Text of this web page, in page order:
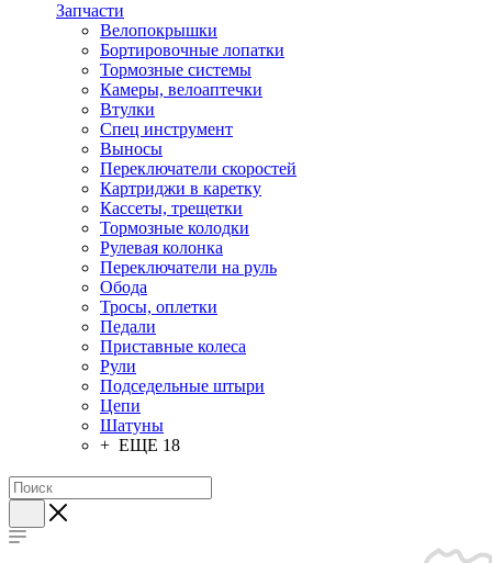
Запчасти
Велопокрышки
Бортировочные лопатки
Тормозные системы
Камеры, велоаптечки
Втулки
Спец инструмент
Выносы
Переключатели скоростей
Картриджи в каретку
Кассеты, трещетки
Тормозные колодки
Рулевая колонка
Переключатели на руль
Обода
Тросы, оплетки
Педали
Приставные колеса
Рули
Подседельные штыри
Цепи
Шатуны
+ ЕЩЕ 18